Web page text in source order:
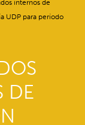
internos de
UDP para período
DE